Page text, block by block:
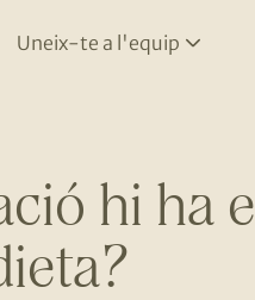
Uneix-te a l'equip
hi ha